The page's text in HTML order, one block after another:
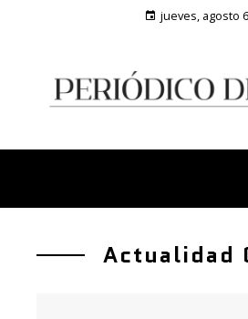
jueves, agosto 6
Actualidad